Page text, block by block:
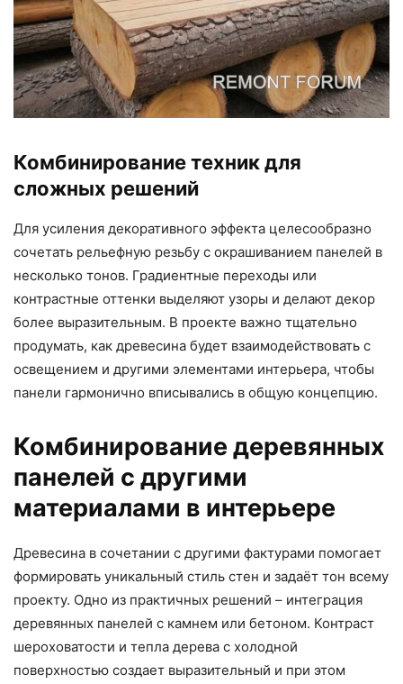
Комбинирование техник для
сложных решений
Для усиления декоративного эффекта целесообразно
сочетать рельефную резьбу с окрашиванием панелей в
несколько тонов. Градиентные переходы или
контрастные оттенки выделяют узоры и делают декор
более выразительным. В проекте важно тщательно
продумать, как древесина будет взаимодействовать с
освещением и другими элементами интерьера, чтобы
панели гармонично вписывались в общую концепцию.
Комбинирование деревянных
панелей с другими
материалами в интерьере
Древесина в сочетании с другими фактурами помогает
формировать уникальный стиль стен и задаёт тон всему
проекту. Одно из практичных решений – интеграция
деревянных панелей с камнем или бетоном. Контраст
шероховатости и тепла дерева с холодной
поверхностью создает выразительный и при этом